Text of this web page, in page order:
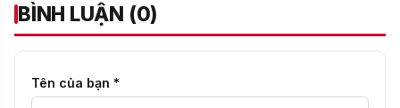
BÌNH LUẬN (0)
Tên của bạn *